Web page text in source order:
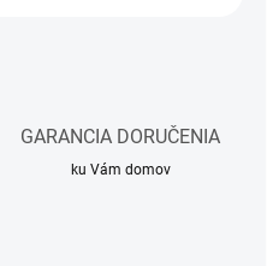
GARANCIA DORUČENIA
ku Vám domov